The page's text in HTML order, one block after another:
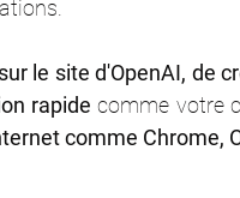
le site d'OpenAI, de
rapide comme votre
comme Chrome,